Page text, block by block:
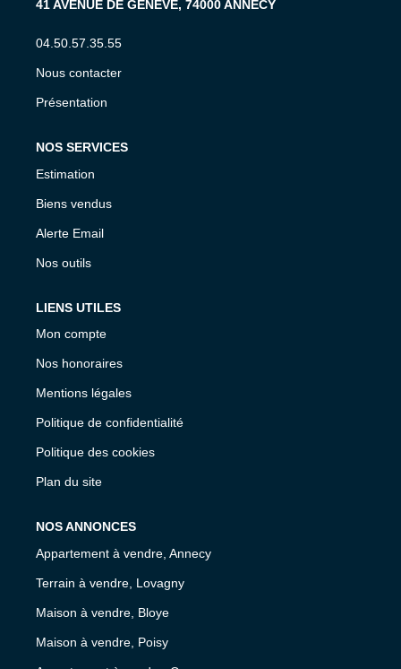
41 AVENUE DE GENEVE, 74000 ANNECY
04.50.57.35.55
Nous contacter
Présentation
NOS SERVICES
Estimation
Biens vendus
Alerte Email
Nos outils
LIENS UTILES
Mon compte
Nos honoraires
Mentions légales
Politique de confidentialité
Politique des cookies
Plan du site
NOS ANNONCES
Appartement à vendre, Annecy
Terrain à vendre, Lovagny
Maison à vendre, Bloye
Maison à vendre, Poisy